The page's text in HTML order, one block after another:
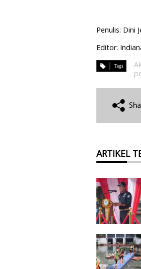
Penulis: Dini
Editor:
ARTIKEL